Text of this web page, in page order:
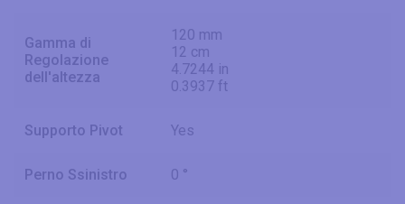
Gamma di
Regolazione
dell'altezza
120 mm
12 cm
4.7244 in
0.3937 ft
Supporto Pivot Yes
Perno Ssinistro 0 °